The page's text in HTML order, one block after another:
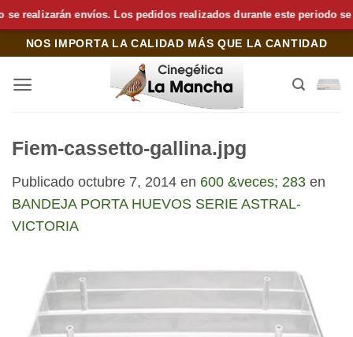
realizarán envíos. Los pedidos realizados durante este periodo se
Saltar
contenido
NOS IMPORTA LA CALIDAD MÁS QUE LA CANTIDAD
Fiem-cassetto-gallina.jpg
Publicado octubre 7, 2014 en 600 &veces; 283 en
BANDEJA PORTA HUEVOS SERIE ASTRAL-
VICTORIA